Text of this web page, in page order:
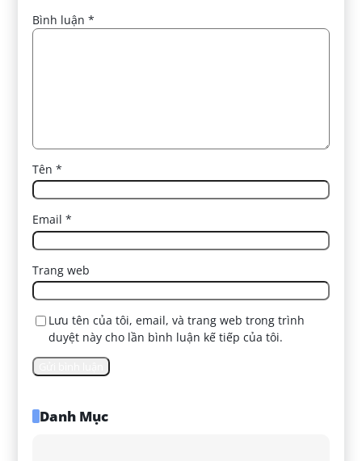
Bình luận*
Tên*
Email*
Trang web
Lưu tên của tôi, email, và trang web trong trình
duyệt này cho lần bình luận kế tiếp của tôi.
Danh Mục